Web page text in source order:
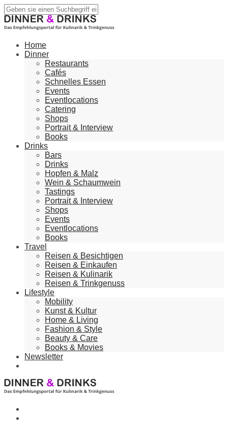
Home
Dinner
Restaurants
Cafés
Schnelles Essen
Events
Eventlocations
Catering
Shops
Portrait & Interview
Books
Drinks
Bars
Drinks
Hopfen & Malz
Wein & Schaumwein
Tastings
Portrait & Interview
Shops
Events
Eventlocations
Books
Travel
Reisen & Besichtigen
Reisen & Einkaufen
Reisen & Kulinarik
Reisen & Trinkgenuss
Lifestyle
Mobility
Kunst & Kultur
Home & Living
Fashion & Style
Beauty & Care
Books & Movies
Newsletter